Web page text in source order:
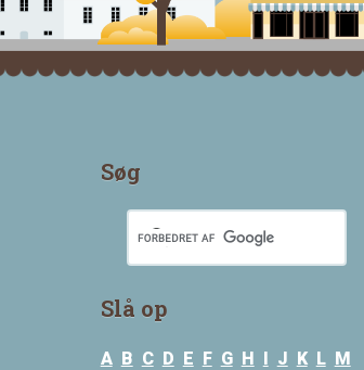
Søg
Slå op
A B C D E F G H I J K L M